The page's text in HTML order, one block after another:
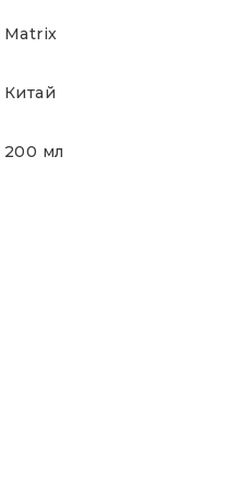
Matrix
Китай
200 мл